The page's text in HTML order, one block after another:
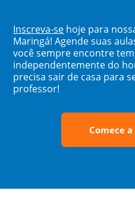
Inscreva-se hoje para
Maringá! Agende suas
você sempre encontre
independentemente do
precisa sair de casa para
professor!
Comece